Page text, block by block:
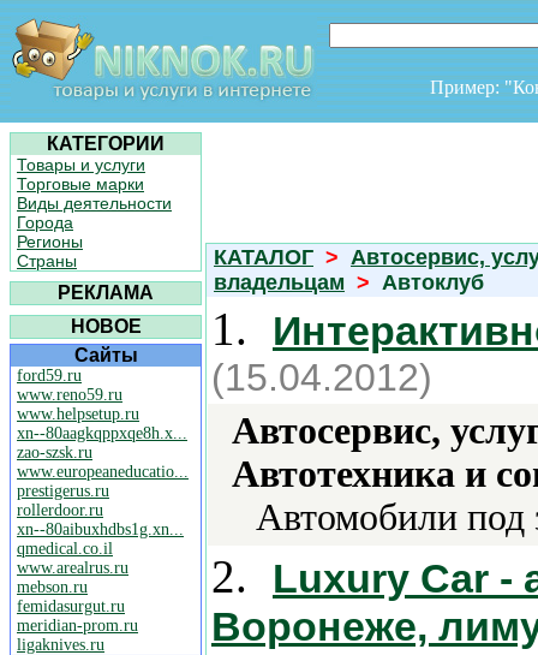
Пример:
КАТЕГОРИИ
Товары и услуги
Торговые марки
Виды деятельности
Города
Регионы
Страны
РЕКЛАМА
НОВОЕ
Сайты
ford59.ru
www.reno59.ru
www.helpsetup.ru
xn--80aagkqppxqe8h.x...
zao-szsk.ru
www.europeaneducatio...
prestigerus.ru
rollerdoor.ru
xn--80aibuxhdbs1g.xn...
qmedical.co.il
www.arealrus.ru
mebson.ru
femidasurgut.ru
meridian-prom.ru
ligaknives.ru
КАТАЛОГ > Автосервис,
владельцам > Автоклуб
1.
(15.04.2012)
Автосервис,
Автотехника и
Автомобили под
2.
Luxury Car -
Воронеже,